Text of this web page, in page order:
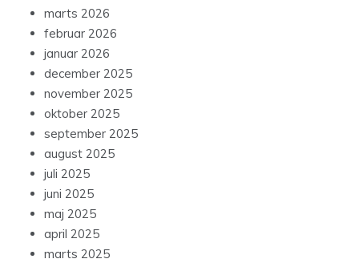
marts 2026
februar 2026
januar 2026
december 2025
november 2025
oktober 2025
september 2025
august 2025
juli 2025
juni 2025
maj 2025
april 2025
marts 2025